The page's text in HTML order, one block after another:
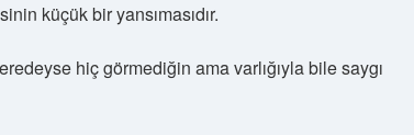
küçük bir yansımasıdır.
hiç görmediğin ama varlığıyla bile saygı